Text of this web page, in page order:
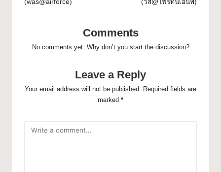
(was@airforce)
(วัส@โฟร์ทีนเอ็นพี)
Comments
No comments yet. Why don’t you start the discussion?
Leave a Reply
Your email address will not be published. Required fields are
marked *